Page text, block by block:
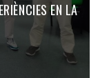
EN LA